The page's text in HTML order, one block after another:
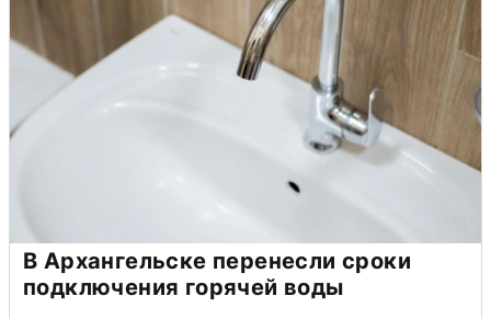
В Архангельске перенесли сроки
подключения горячей воды